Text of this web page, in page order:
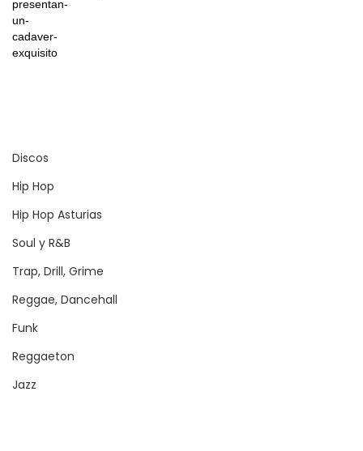
Discos
Hip Hop
Hip Hop Asturias
Soul y R&B
Trap, Drill, Grime
Reggae, Dancehall
Funk
Reggaeton
Jazz